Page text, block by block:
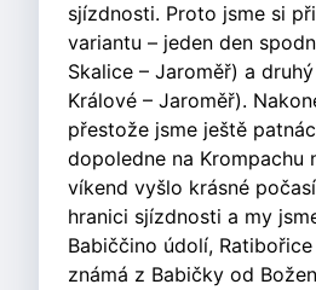
sjízdnosti. Proto jsme si
variantu – jeden den
Skalice – Jaroměř) a
Králové – Jaroměř).
přestože jsme ještě
dopoledne na Krompachu
víkend vyšlo krásné
hranici sjízdnosti a my
Babiččino údolí,
známá z Babičky od